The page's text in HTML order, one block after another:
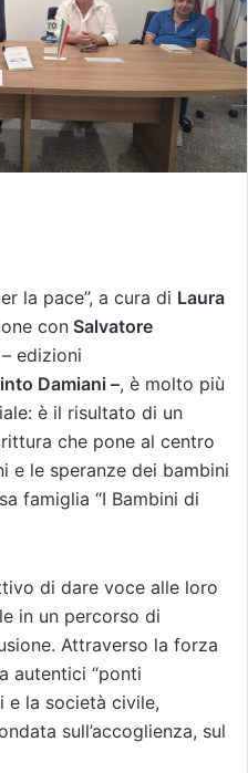
la pace”, a cura di Laura
con Salvatore
– edizioni
Damiani –, è molto più
è il risultato di un
che pone al centro
e le speranze dei bambini
famiglia “I Bambini di
di dare voce alle loro
in un percorso di
Attraverso la forza
autentici “ponti
e la società civile,
sull’accoglienza, sul